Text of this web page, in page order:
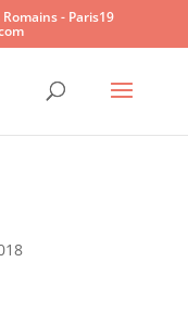
Ouvrir
- Paris19